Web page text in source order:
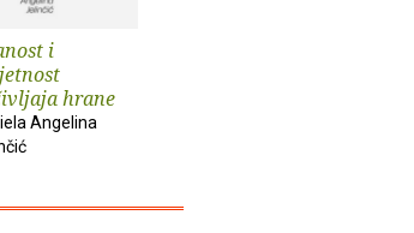
i
hrane
Angelina